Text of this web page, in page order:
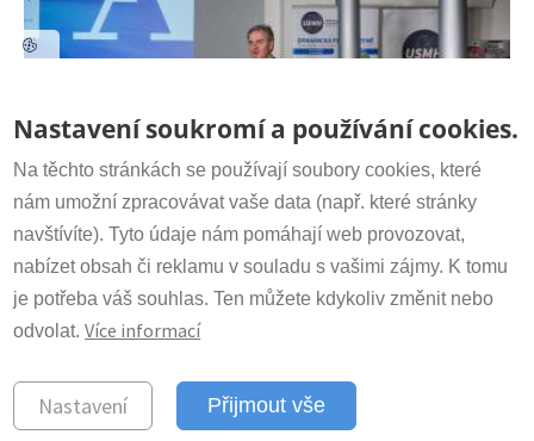
Předseda Akademie věd prof. Radomír
Pánek navštívil Ústav struktury a
mechaniky hornin AV ČR
Sekretariát:+420 266 009 318
irsm@irsm.cas.cz
Důležité odkazy
www.avcr.cz
© 2023 Ústav struktury a mechaniky
hornin Akademie věd ČR, v.v.i
Nastavení soukromí a používání cookies.
Na těchto stránkách se používají soubory cookies, které
nám umožní zpracovávat vaše data (např. které stránky
navštívíte). Tyto údaje nám pomáhají web provozovat,
nabízet obsah či reklamu v souladu s vašimi zájmy. K tomu
je potřeba váš souhlas. Ten můžete kdykoliv změnit nebo
odvolat. Více informací
Nastavení Přijmout vše